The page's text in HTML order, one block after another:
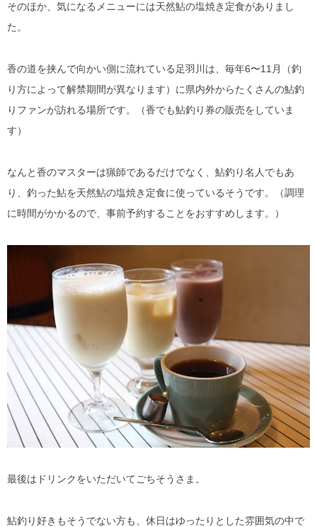
そのほか、気になるメニューには天然鮎の塩焼き定食がありまし
た。
香の道を挟んで向かい側に流れている足羽川は、毎年6〜11月（釣
り方によって解禁期間が異なります）に県内外からたくさんの鮎釣
りファンが訪れる場所です。（香でも鮎釣り券の販売をしていま
す）
なんと香のマスターは猟師であるだけでなく、鮎釣り名人でもあ
り、釣った鮎を天然鮎の塩焼き定食に使っているそうです。（調理
に時間がかかるので、事前予約することをおすすめします。）
最後はドリンクをいただいてごちそうさま。
鮎釣り好きもそうでない方も、休日はゆったりとした雰囲気の中で